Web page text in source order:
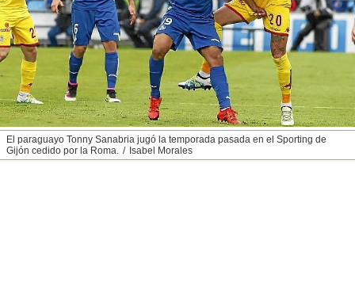
y
forma
digital
basada
permite
ACEPTAR
Y
El paraguayo Tonny Sanabria jugó la temporada pasada en el Sporting de
Gijón cedido por la Roma.
Isabel Morales